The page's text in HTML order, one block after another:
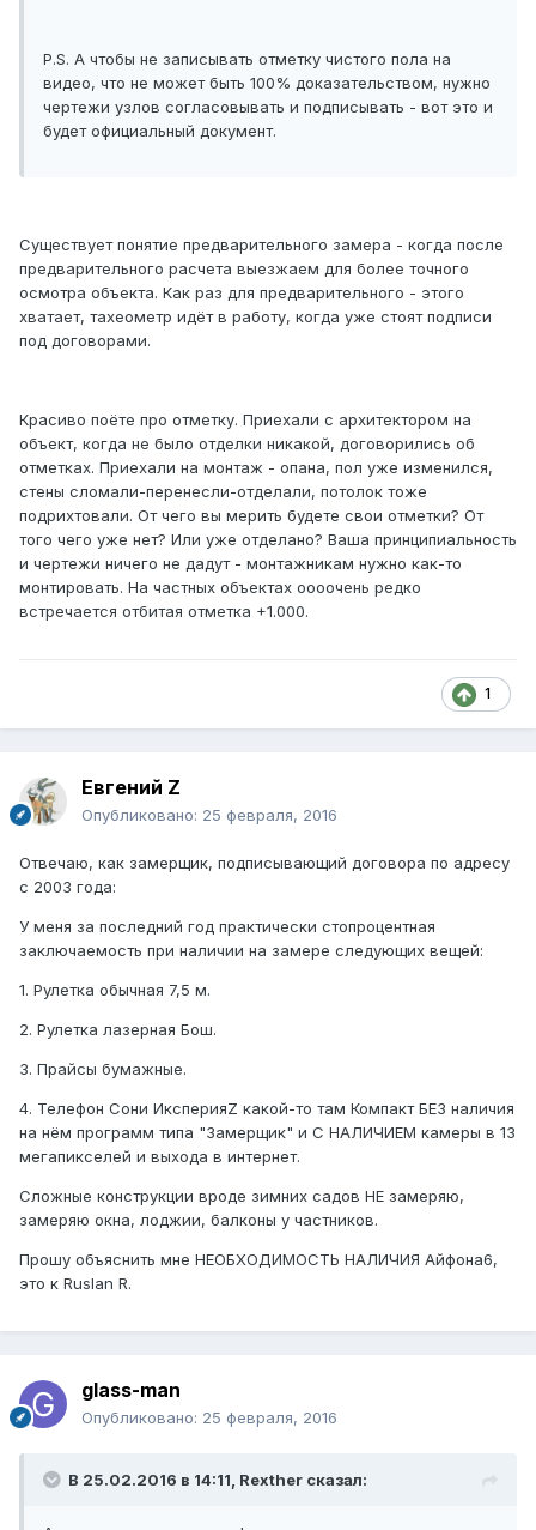
P.S. А чтобы не записывать отметку чистого пола на
видео, что не может быть 100% доказательством, нужно
чертежи узлов согласовывать и подписывать - вот это и
будет официальный документ.
Существует понятие предварительного замера - когда после
предварительного расчета выезжаем для более точного
осмотра объекта. Как раз для предварительного - этого
хватает, тахеометр идёт в работу, когда уже стоят подписи
под договорами.
Красиво поёте про отметку. Приехали с архитектором на
объект, когда не было отделки никакой, договорились об
отметках. Приехали на монтаж - опана, пол уже изменился,
стены сломали-перенесли-отделали, потолок тоже
подрихтовали. От чего вы мерить будете свои отметки? От
того чего уже нет? Или уже отделано? Ваша принципиальность
и чертежи ничего не дадут - монтажникам нужно как-то
монтировать. На частных объектах оооочень редко
встречается отбитая отметка +1.000.
1
Евгений Z
Опубликовано: 25 февраля, 2016
Отвечаю, как замерщик, подписывающий договора по адресу
с 2003 года:
У меня за последний год практически стопроцентная
заключаемость при наличии на замере следующих вещей:
1. Рулетка обычная 7,5 м.
2. Рулетка лазерная Бош.
3. Прайсы бумажные.
4. Телефон Сони ИксперияZ какой-то там Компакт БЕЗ наличия
на нём программ типа "Замерщик" и С НАЛИЧИЕМ камеры в 13
мегапикселей и выхода в интернет.
Сложные конструкции вроде зимних садов НЕ замеряю,
замеряю окна, лоджии, балконы у частников.
Прошу объяснить мне НЕОБХОДИМОСТЬ НАЛИЧИЯ Айфона6,
это к Ruslan R.
glass-man
Опубликовано: 25 февраля, 2016
В 25.02.2016 в 14:11, Rexther сказал: